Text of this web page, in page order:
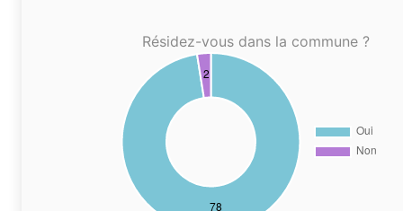
Résidez-vous dans la commune ?